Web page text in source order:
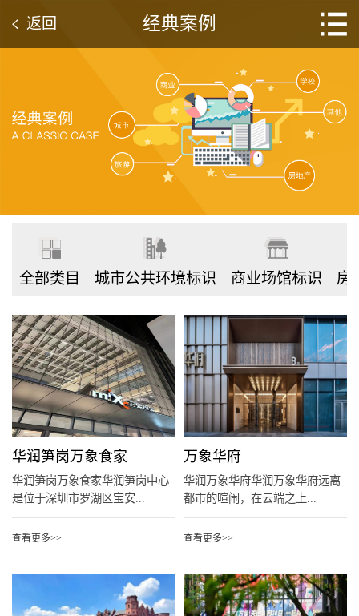
经典案例
返回
全部类目 城市公共环境标识 商业场馆标识 房
华润笋岗万象食家
华润笋岗万象食家华润笋岗中心
是位于深圳市罗湖区宝安...
查看更多>>
万象华府
华润万象华府华润万象华府远离
都市的喧闹，在云端之上...
查看更多>>